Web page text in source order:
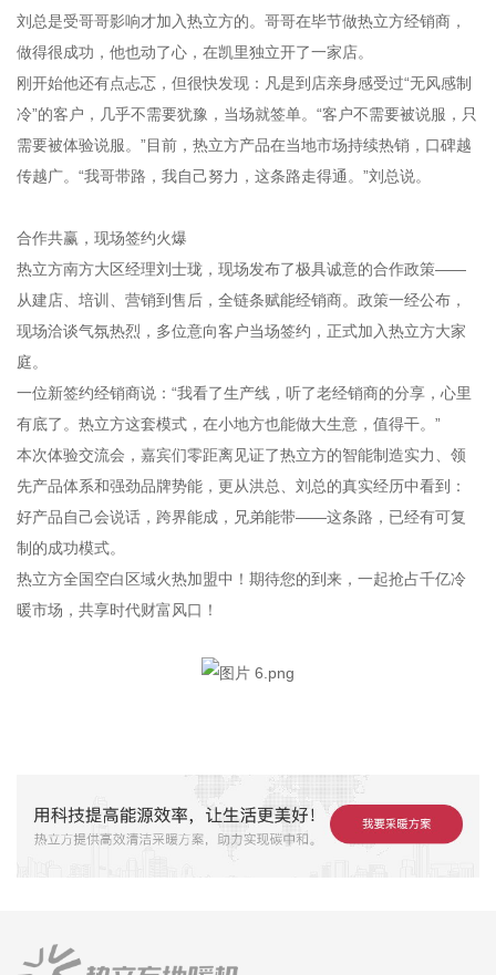
刘总是受哥哥影响才加入热立方的。哥哥在毕节做热立方经销商，
做得很成功，他也动了心，在凯里独立开了一家店。
刚开始他还有点忐忑，但很快发现：凡是到店亲身感受过“无风感制
冷”的客户，几乎不需要犹豫，当场就签单。“客户不需要被说服，只
需要被体验说服。”目前，热立方产品在当地市场持续热销，口碑越
传越广。“我哥带路，我自己努力，这条路走得通。”刘总说。
合作共赢，现场签约火爆
热立方南方大区经理刘士珑，现场发布了极具诚意的合作政策——
从建店、培训、营销到售后，全链条赋能经销商。政策一经公布，
现场洽谈气氛热烈，多位意向客户当场签约，正式加入热立方大家
庭。
一位新签约经销商说：“我看了生产线，听了老经销商的分享，心里
有底了。热立方这套模式，在小地方也能做大生意，值得干。”
本次体验交流会，嘉宾们零距离见证了热立方的智能制造实力、领
先产品体系和强劲品牌势能，更从洪总、刘总的真实经历中看到：
好产品自己会说话，跨界能成，兄弟能带——这条路，已经有可复
制的成功模式。
热立方全国空白区域火热加盟中！期待您的到来，一起抢占千亿冷
暖市场，共享时代财富风口！